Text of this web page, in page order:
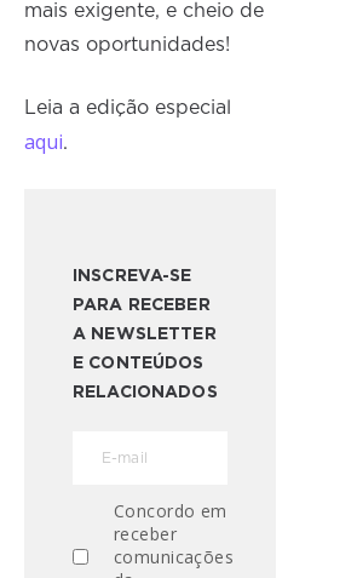
mais exigente, e cheio de
novas oportunidades!
Leia a edição especial
aqui.
INSCREVA-SE
PARA RECEBER
A NEWSLETTER
E CONTEÚDOS
RELACIONADOS
Concordo em
receber
comunicações